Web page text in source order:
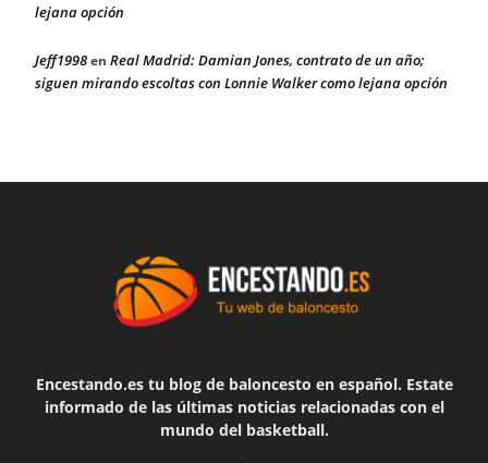
lejana opción
Jeff1998en Real Madrid: Damian Jones, contrato de un año;
siguen mirando escoltas con Lonnie Walker como lejana opción
Encestando.es tu blog de baloncesto en español. Estate
informado de las últimas noticias relacionadas con el
mundo del basketball.